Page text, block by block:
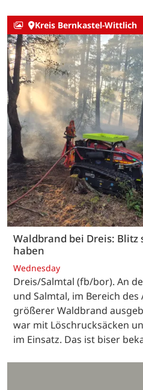
Kreis Bernkastel-Wittlich
Waldbrand bei Dreis: Blitz
haben
Wednesday
Dreis/Salmtal (fb/bor). An
und Salmtal, im Bereich des
größerer Waldbrand
war mit Löschrucksäcken
im Einsatz. Das ist biser